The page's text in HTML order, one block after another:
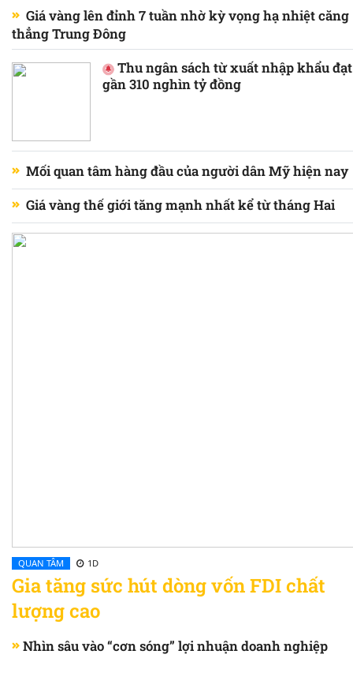
thẳng Trung Đông
gần 310 nghìn tỷ đồng
Mối quan tâm hàng đầu của người dân Mỹ hiện nay
Giá vàng thế giới tăng mạnh nhất kể từ tháng Hai
QUAN TÂM 1D
Gia tăng sức hút dòng vốn FDI chất
lượng cao
Nhìn sâu vào “cơn sóng” lợi nhuận doanh nghiệp